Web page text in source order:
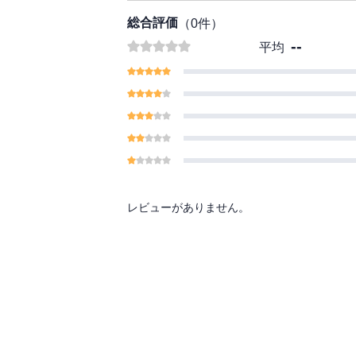
総合評価 （0件）
平均 --
レビューがありません。